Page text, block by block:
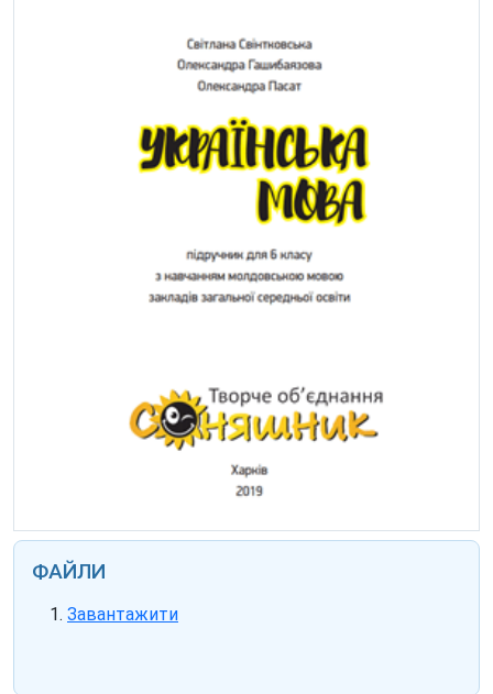
ФАЙЛИ
Завантажити